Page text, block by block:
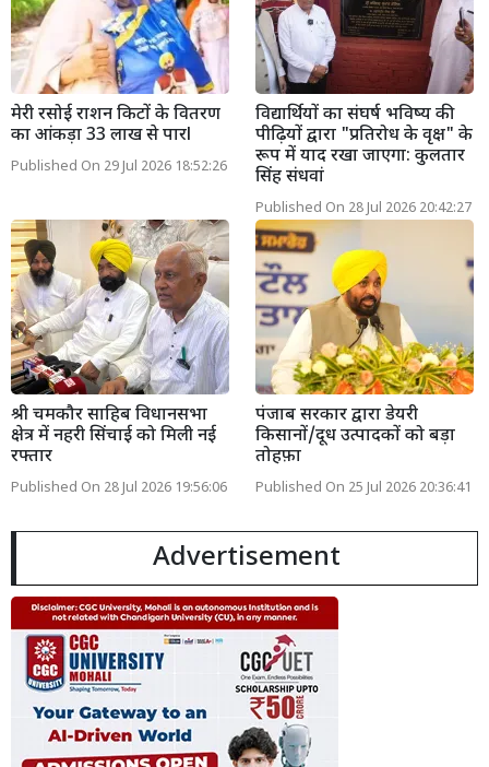
मेरी रसोई राशन किटों के वितरण
का आंकड़ा 33 लाख से पारl
Published On 29 Jul 2026 18:52:26
विद्यार्थियों का संघर्ष भविष्य की
पीढ़ियों द्वारा "प्रतिरोध के वृक्ष" के
रूप में याद रखा जाएगा: कुलतार
सिंह संधवां
Published On 28 Jul 2026 20:42:27
श्री चमकौर साहिब विधानसभा
क्षेत्र में नहरी सिंचाई को मिली नई
रफ्तार
Published On 28 Jul 2026 19:56:06
पंजाब सरकार द्वारा डेयरी
किसानों/दूध उत्पादकों को बड़ा
तोहफ़ा
Published On 25 Jul 2026 20:36:41
Advertisement